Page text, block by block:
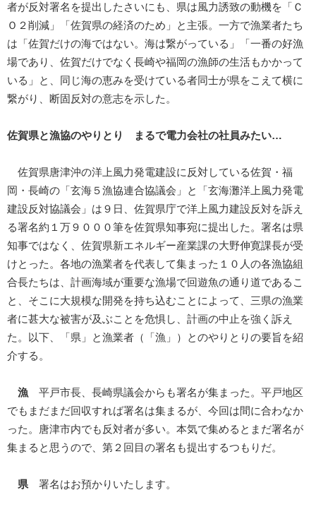
者が反対署名を提出したさいにも、県は風力誘致の動機を「Ｃ
Ｏ２削減」「佐賀県の経済のため」と主張。一方で漁業者たち
は「佐賀だけの海ではない。海は繋がっている」「一番の好漁
場であり、佐賀だけでなく長崎や福岡の漁師の生活もかかって
いる」と、同じ海の恵みを受けている者同士が県をこえて横に
繋がり、断固反対の意志を示した。
佐賀県と漁協のやりとり まるで電力会社の社員みたい…
佐賀県唐津沖の洋上風力発電建設に反対している佐賀・福
岡・長崎の「玄海５漁協連合協議会」と「玄海灘洋上風力発電
建設反対協議会」は９日、佐賀県庁で洋上風力建設反対を訴え
る署名約１万９０００筆を佐賀県知事宛に提出した。署名は県
知事ではなく、佐賀県新エネルギー産業課の大野伸寛課長が受
けとった。各地の漁業者を代表して集まった１０人の各漁協組
合長たちは、計画海域が重要な漁場で回遊魚の通り道であるこ
と、そこに大規模な開発を持ち込むことによって、三県の漁業
者に甚大な被害が及ぶことを危惧し、計画の中止を強く訴え
た。以下、「県」と漁業者（「漁」）とのやりとりの要旨を紹
介する。
漁 平戸市長、長崎県議会からも署名が集まった。平戸地区
でもまだまだ回収すれば署名は集まるが、今回は間に合わなか
った。唐津市内でも反対者が多い。本気で集めるとまだ署名が
集まると思うので、第２回目の署名も提出するつもりだ。
県 署名はお預かりいたします。